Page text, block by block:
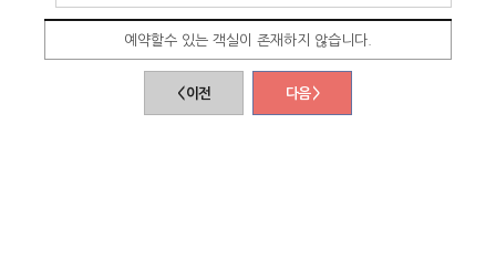
예약할수 있는 객실이 존재하지 않습니다.
< 이전 다음 >